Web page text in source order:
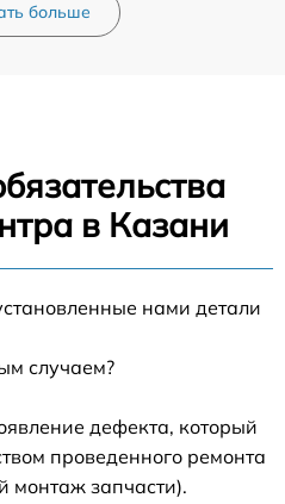
больше
в Казани
нами детали
случаем?
дефекта, который
проведенного ремонта
монтаж запчасти).